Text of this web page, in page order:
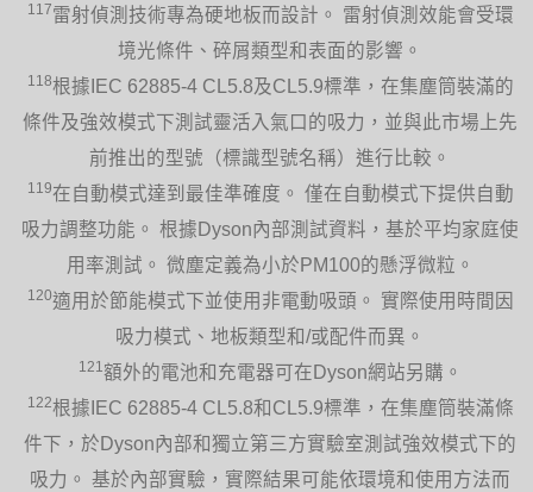
117雷射偵測技術專為硬地板而設計。 雷射偵測效能會受環
境光條件、碎屑類型和表面的影響。
118根據IEC 62885-4 CL5.8及CL5.9標準，在集塵筒裝滿的
條件及強效模式下測試靈活入氣口的吸力，並與此市場上先
前推出的型號（標識型號名稱）進行比較。
119在自動模式達到最佳準確度。 僅在自動模式下提供自動
吸力調整功能。 根據Dyson內部測試資料，基於平均家庭使
用率測試。 微塵定義為小於PM100的懸浮微粒。
120適用於節能模式下並使用非電動吸頭。 實際使用時間因
吸力模式、地板類型和/或配件而異。
121 額外的電池和充電器可在Dyson網站另購。
122根據IEC 62885-4 CL5.8和CL5.9標準，在集塵筒裝滿條
件下，於Dyson內部和獨立第三方實驗室測試強效模式下的
吸力。 基於內部實驗，實際結果可能依環境和使用方法而